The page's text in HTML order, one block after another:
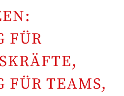
FÜR
FÜR TEAMS,